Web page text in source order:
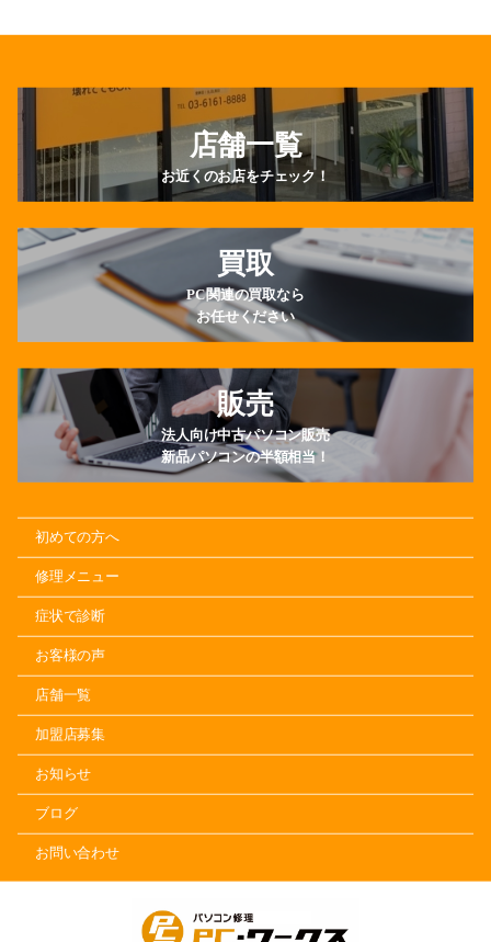
店舗一覧
お近くのお店をチェック！
買取
PC関連の買取なら
お任せください
販売
法人向け中古パソコン販売
新品パソコンの半額相当！
初めての方へ
修理メニュー
症状で診断
お客様の声
店舗一覧
加盟店募集
お知らせ
ブログ
お問い合わせ